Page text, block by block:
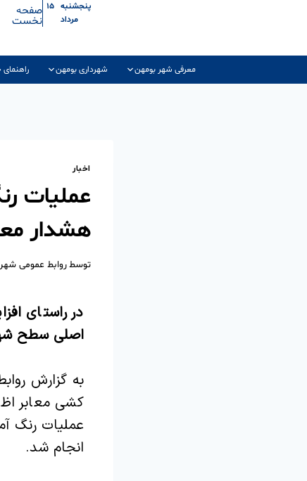
پنجشنبه ۱۵
مرداد
صفحه
نخست
معرفی شهر بومهن شهرداری بومهن
اخبار
عملیات
هشدار
توسطروابط عمومی
در راستای
اصلی سطح
به گزارش
کشی معابر
عملیات رنگ
انجام شد.